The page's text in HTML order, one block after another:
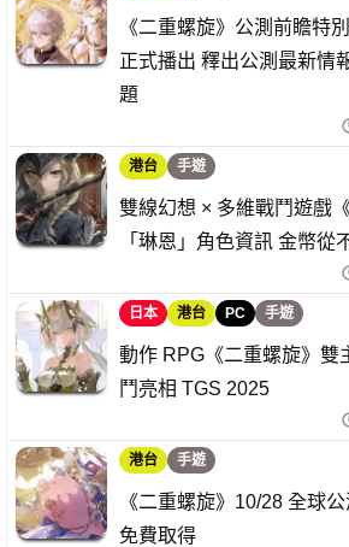
《二重螺旋》公測前瞻特
正式播出 釋出公測最新情
題
港台 手遊
雙線幻想 × 多維戰鬥遊戲
「琳恩」角色資訊 金幣從
日本 港台 PC 手遊
動作 RPG《二重螺旋》雙
鬥亮相 TGS 2025
港台 手遊
《二重螺旋》10/28 全球
免費取得